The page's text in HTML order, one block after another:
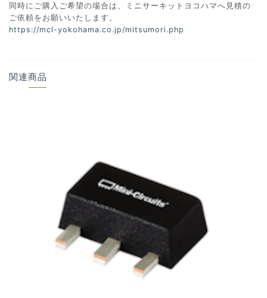
同時にご購入ご希望の場合は、ミニサーキットヨコハマへ見積の
ご依頼をお願いいたします。
https://mcl-yokohama.co.jp/mitsumori.php
関連商品